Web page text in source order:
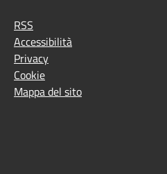
RSS
Accessibilità
Privacy
Cookie
Mappa del sito